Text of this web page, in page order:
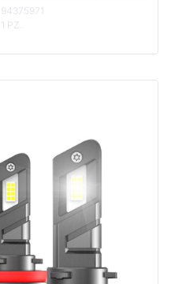
94375971
1 PZ.